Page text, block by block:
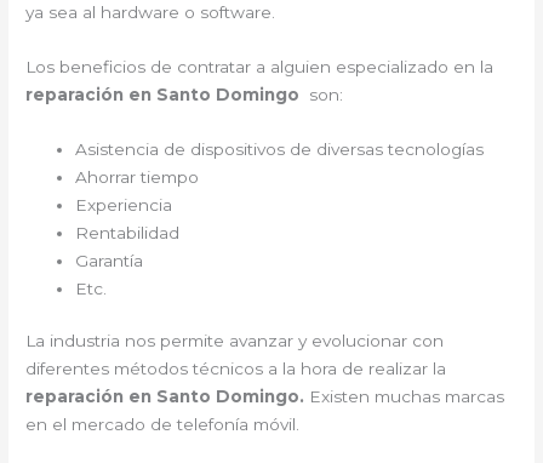
ya sea al hardware o software.
Los beneficios de contratar a alguien especializado en la
reparación en Santo Domingo son:
Asistencia de dispositivos de diversas tecnologías
Ahorrar tiempo
Experiencia
Rentabilidad
Garantía
Etc.
La industria nos permite avanzar y evolucionar con
diferentes métodos técnicos a la hora de realizar la
reparación en Santo Domingo. Existen muchas marcas
en el mercado de telefonía móvil.